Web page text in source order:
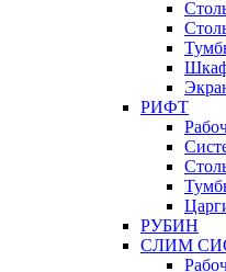
РИФТ
РУБИН
СЛИМ